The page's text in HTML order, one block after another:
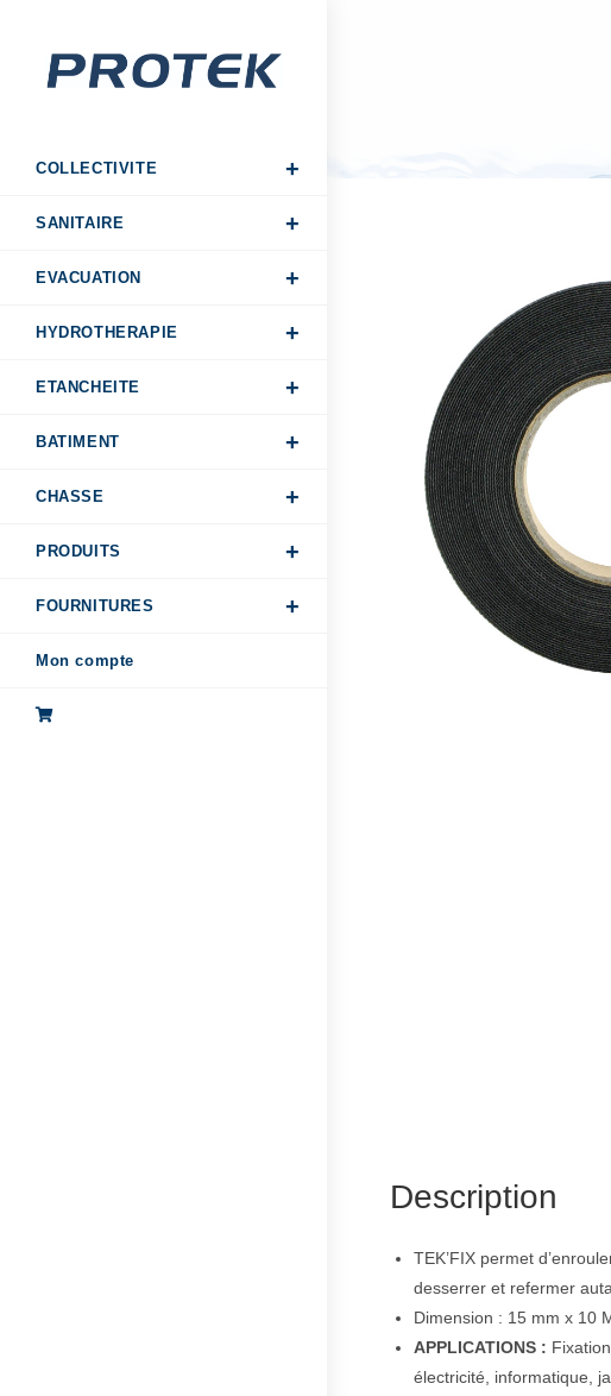
COLLECTIVITE
SANITAIRE
EVACUATION
HYDROTHERAPIE
ETANCHEITE
BATIMENT
CHASSE
PRODUITS
FOURNITURES
Mon compte
Description
TEK’FIX permet
desserrer et refermer
Dimension : 15 mm x 10
APPLICATIONS :
électricité, informatique,